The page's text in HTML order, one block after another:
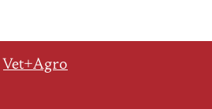
Vet+Agro